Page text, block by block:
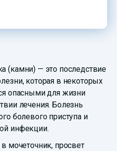
(камни) — это последствие
которая в некоторых
опасными для жизни
лечения. Болезнь
болевого приступа и
инфекции.
мочеточник, просвет